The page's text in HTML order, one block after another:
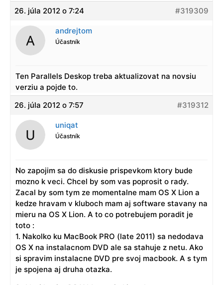
26. júla 2012 o 7:24
#319309
andrejtom
Účastník
Ten Parallels Deskop treba aktualizovat na novsiu
verziu a pojde to.
26. júla 2012 o 7:57
#319312
uniqat
Účastník
No zapojim sa do diskusie prispevkom ktory bude
mozno k veci. Chcel by som vas poprosit o rady.
Zacal by som tym ze momentalne mam OS X Lion a
kedze hravam v kluboch mam aj software stavany na
mieru na OS X Lion. A to co potrebujem poradit je
toto :
1. Nakolko ku MacBook PRO (late 2011) sa nedodava
OS X na instalacnom DVD ale sa stahuje z netu. Ako
si spravim instalacne DVD pre svoj macbook. A s tym
je spojena aj druha otazka.